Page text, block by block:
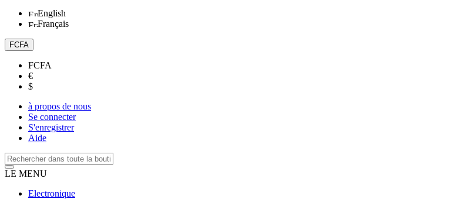
English
Français
FCFA
FCFA
€
$
à propos de nous
Se connecter
S'enregistrer
Aide
LE MENU
Electronique